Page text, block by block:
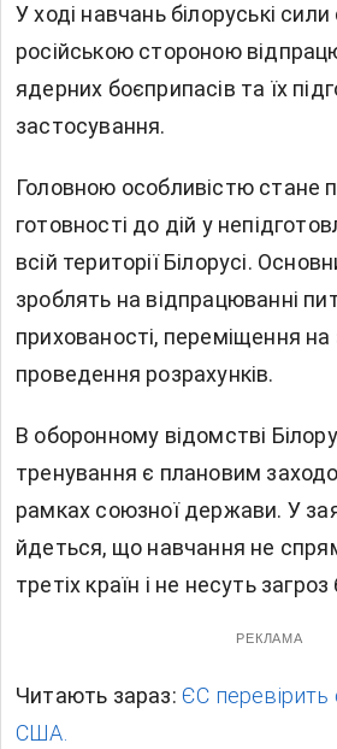
У ході навчань білоруські сили
російською стороною
ядерних боєприпасів та їх
застосування.
Головною особливістю стане
готовності до дій у
всій території Білорусі.
зроблять на відпрацюванні
прихованості, переміщення на
проведення розрахунків.
В оборонному відомстві
тренування є плановим
рамках союзної держави. У
йдеться, що навчання не
третіх країн і не несуть загроз
РЕКЛАМА
Читають зараз: ЄС
США.